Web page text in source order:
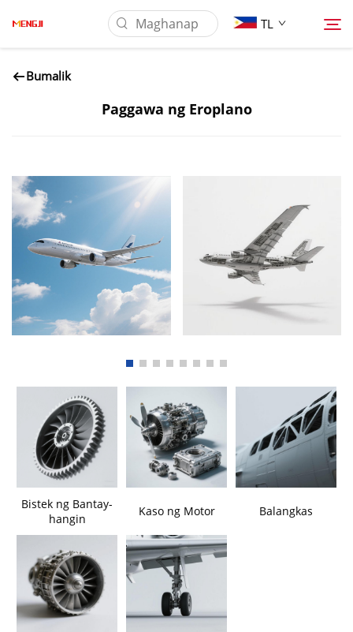
TL
Tungkol Sa Amin
Pag-aaplay
I-download
Mga Balita
Bumalik
Paggawa ng Eroplano
Bistek ng Bantay-
hangin
Kaso ng Motor Balangkas